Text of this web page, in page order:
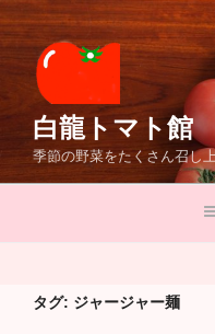
コ
ン
テ
ツ
白龍トマト館
季節の野菜をたくさん召し
タグ: ジャージャー麺